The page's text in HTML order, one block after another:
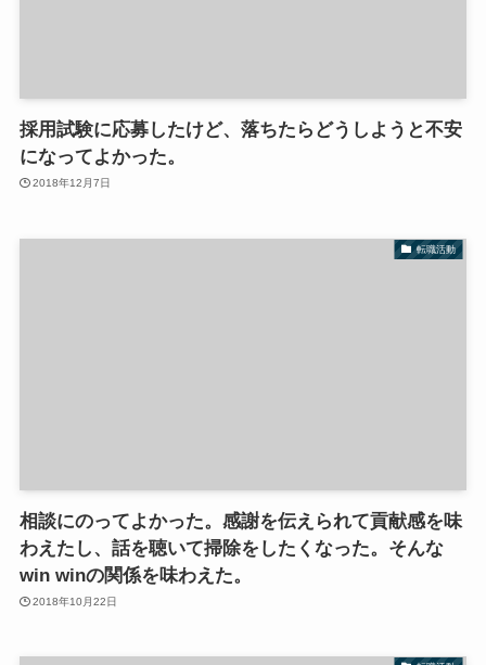
採用試験に応募したけど、落ちたらどうしようと不安
になってよかった。
2018年12月7日
転職活動
相談にのってよかった。感謝を伝えられて貢献感を味
わえたし、話を聴いて掃除をしたくなった。そんな
win winの関係を味わえた。
2018年10月22日